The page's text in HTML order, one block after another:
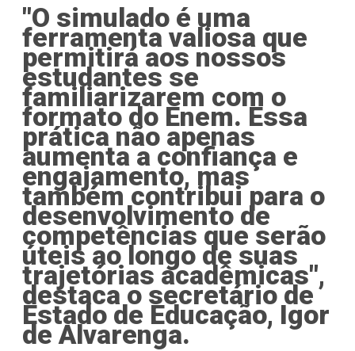
"O simulado é uma
ferramenta valiosa que
permitirá aos nossos
estudantes se
familiarizarem com o
formato do Enem. Essa
prática não apenas
aumenta a confiança e
engajamento, mas
também contribui para o
desenvolvimento de
competências que serão
úteis ao longo de suas
trajetórias acadêmicas",
destaca o secretário de
Estado de Educação, Igor
de Alvarenga.